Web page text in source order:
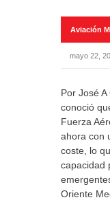
Aviación
mayo 22,
Por José
conoció
Fuerza
ahora con
coste, lo
capacidad
Oriente